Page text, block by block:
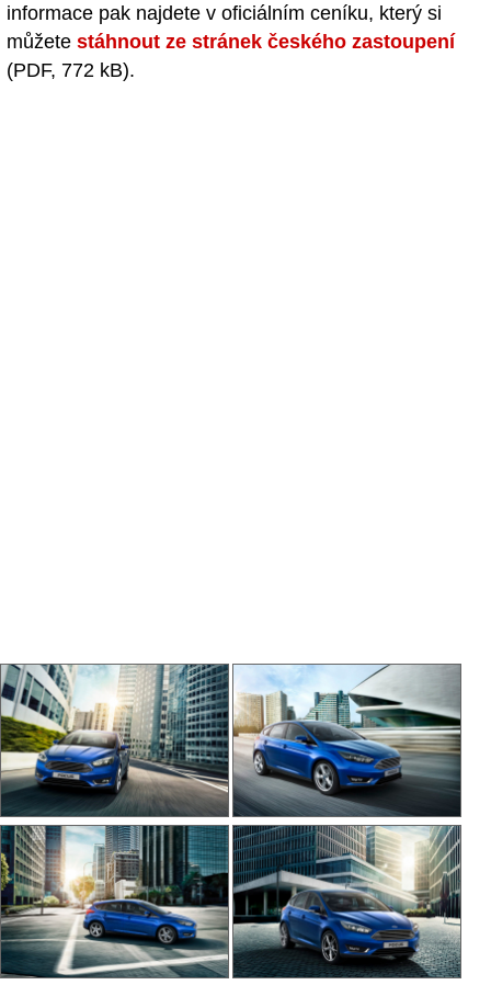
informace pak najdete v oficiálním ceníku, který si
můžete stáhnout ze stránek českého zastoupení
(PDF, 772 kB).